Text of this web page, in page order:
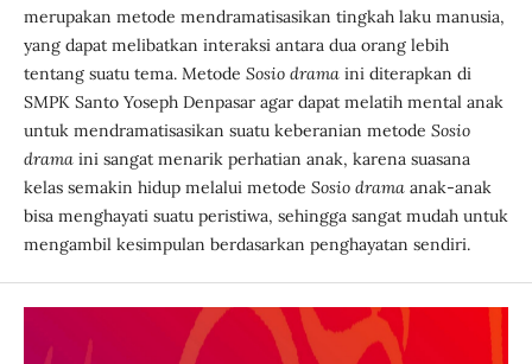
merupakan metode mendramatisasikan tingkah laku manusia,
yang dapat melibatkan interaksi antara dua orang lebih
tentang suatu tema. Metode Sosio drama ini diterapkan di
SMPK Santo Yoseph Denpasar agar dapat melatih mental anak
untuk mendramatisasikan suatu keberanian metode Sosio
drama ini sangat menarik perhatian anak, karena suasana
kelas semakin hidup melalui metode Sosio drama anak-anak
bisa menghayati suatu peristiwa, sehingga sangat mudah untuk
mengambil kesimpulan berdasarkan penghayatan sendiri.